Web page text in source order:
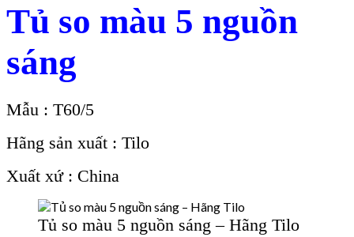
Tủ so màu 5 nguồn
sáng
Mẫu : T60/5
Hãng sản xuất : Tilo
Xuất xứ : China
Tủ so màu 5 nguồn sáng – Hãng Tilo